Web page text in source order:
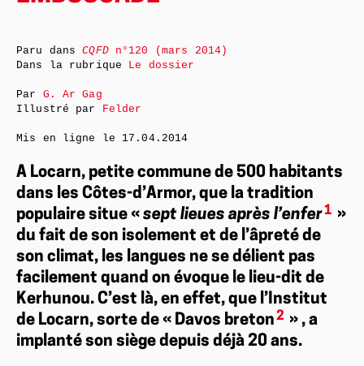
A Locarn, petite commune de 500 habitants
dans les Côtes-d’Armor, que la tradition
populaire situe « sept lieues après l’enfer1 »
du fait de son isolement et de l’âpreté de
son climat, les langues ne se délient pas
facilement quand on évoque le lieu-dit de
Kerhunou. C’est là, en effet, que l’Institut
de Locarn, sorte de « Davos breton2 » , a
implanté son siège depuis déjà 20 ans.
Paru dansCQFDn°120 (mars 2014)
Dans la rubrique Le dossier
Par G. Ar Gag
Illustré par Felder
Mis en ligne le 17.04.2014